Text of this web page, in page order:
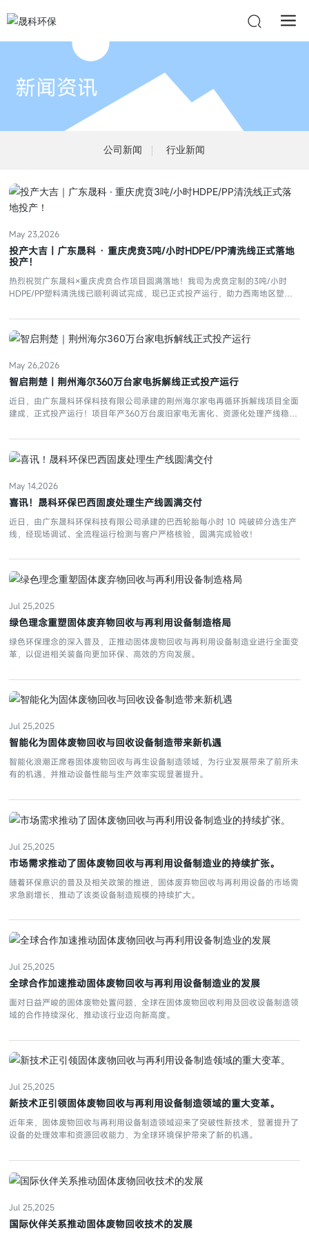
新闻资讯
公司新闻 行业新闻
May 23,2026
投产大吉｜广东晟科 · 重庆虎贲3吨/小时HDPE/PP清洗线正式落地
投产！
热烈祝贺广东晟科×重庆虎贲合作项目圆满落地！我司为虎贲定制的3吨/小时
HDPE/PP塑料清洗线已顺利调试完成，现已正式投产运行，助力西南地区塑料
May 26,2026
智启荆楚｜荆州海尔360万台家电拆解线正式投产运行
近日，由广东晟科环保科技有限公司承建的荆州海尔家电再循环拆解线项目全面
建成，正式投产运行！项目年产360万台废旧家电无害化、资源化处理产线稳定
循环利用。
May 14,2026
喜讯！晟科环保巴西固废处理生产线圆满交付
近日，由广东晟科环保科技有限公司承建的巴西轮胎每小时 10 吨破碎分选生产
线，经现场调试、全流程运行检测与客户严格核验，圆满完成验收！
Jul 25,2025
绿色理念重塑固体废弃物回收与再利用设备制造格局
绿色环保理念的深入普及，正推动固体废物回收与再利用设备制造业进行全面变
革，以促进相关装备向更加环保、高效的方向发展。
Jul 25,2025
智能化为固体废物回收与回收设备制造带来新机遇
智能化浪潮正席卷固体废物回收与再生设备制造领域，为行业发展带来了前所未
有的机遇，并推动设备性能与生产效率实现显著提升。
Jul 25,2025
市场需求推动了固体废物回收与再利用设备制造业的持续扩张。
随着环保意识的普及及相关政策的推进，固体废弃物回收与再利用设备的市场需
求急剧增长，推动了该类设备制造规模的持续扩大。
Jul 25,2025
全球合作加速推动固体废物回收与再利用设备制造业的发展
面对日益严峻的固体废物处置问题，全球在固体废物回收利用及回收设备制造领
域的合作持续深化，推动该行业迈向新高度。
Jul 25,2025
新技术正引领固体废物回收与再利用设备制造领域的重大变革。
近年来，固体废物回收与再利用设备制造领域迎来了突破性新技术，显著提升了
设备的处理效率和资源回收能力，为全球环境保护带来了新的机遇。
Jul 25,2025
国际伙伴关系推动固体废物回收技术的发展